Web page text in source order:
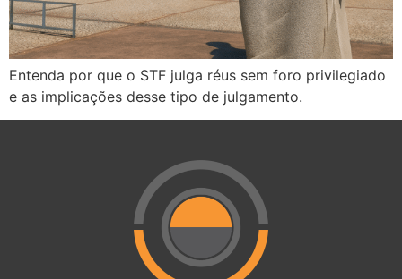
Entenda por que o STF julga réus sem foro privilegiado
e as implicações desse tipo de julgamento.